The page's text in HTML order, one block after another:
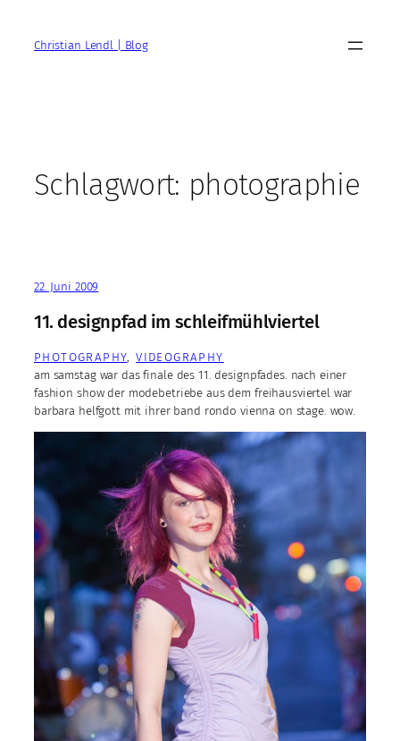
springenChristian Lendl | Blog
Schlagwort: photographie
22. Juni 2009
11. designpfad im schleifmühlviertel
PHOTOGRAPHY, VIDEOGRAPHY
am samstag war das finale des 11. designpfades. nach einer
fashion show der modebetriebe aus dem freihausviertel war
barbara helfgott mit ihrer band rondo vienna on stage. wow.